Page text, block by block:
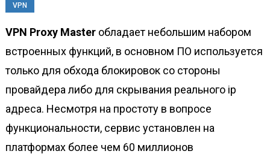
VPN
VPN Proxy Masterобладает небольшим набором
встроенных функций, в основном ПО используется
только для обхода блокировок со стороны
провайдера либо для скрывания реального ip
адреса. Несмотря на простоту в вопросе
функциональности, сервис установлен на
платформах более чем 60 миллионов